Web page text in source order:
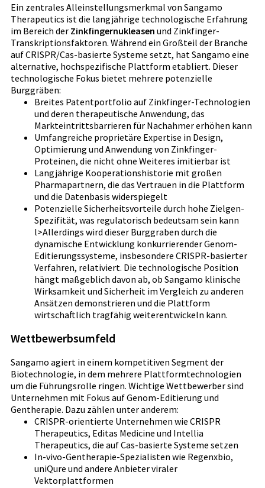
Ein zentrales Alleinstellungsmerkmal von Sangamo
Therapeutics ist die langjährige technologische Erfahrung
im Bereich der Zinkfingernukleasen und Zinkfinger-
Transkriptionsfaktoren. Während ein Großteil der Branche
auf CRISPR/Cas-basierte Systeme setzt, hat Sangamo eine
alternative, hochspezifische Plattform etabliert. Dieser
technologische Fokus bietet mehrere potenzielle
Burggräben:
Breites Patentportfolio auf Zinkfinger-Technologien
und deren therapeutische Anwendung, das
Markteintrittsbarrieren für Nachahmer erhöhen kann
Umfangreiche proprietäre Expertise in Design,
Optimierung und Anwendung von Zinkfinger-
Proteinen, die nicht ohne Weiteres imitierbar ist
Langjährige Kooperationshistorie mit großen
Pharmapartnern, die das Vertrauen in die Plattform
und die Datenbasis widerspiegelt
Potenzielle Sicherheitsvorteile durch hohe Zielgen-
Spezifität, was regulatorisch bedeutsam sein kann
l>Allerdings wird dieser Burggraben durch die
dynamische Entwicklung konkurrierender Genom-
Editierungssysteme, insbesondere CRISPR-basierter
Verfahren, relativiert. Die technologische Position
hängt maßgeblich davon ab, ob Sangamo klinische
Wirksamkeit und Sicherheit im Vergleich zu anderen
Ansätzen demonstrieren und die Plattform
wirtschaftlich tragfähig weiterentwickeln kann.
Wettbewerbsumfeld
Sangamo agiert in einem kompetitiven Segment der
Biotechnologie, in dem mehrere Plattformtechnologien
um die Führungsrolle ringen. Wichtige Wettbewerber sind
Unternehmen mit Fokus auf Genom-Editierung und
Gentherapie. Dazu zählen unter anderem:
CRISPR-orientierte Unternehmen wie CRISPR
Therapeutics, Editas Medicine und Intellia
Therapeutics, die auf Cas-basierte Systeme setzen
In-vivo-Gentherapie-Spezialisten wie Regenxbio,
uniQure und andere Anbieter viraler
Vektorplattformen